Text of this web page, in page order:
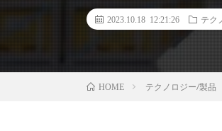
2023.10.18 12:21:26 テク
HOME テクノロジー/製品